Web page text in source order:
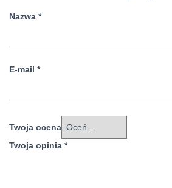
Nazwa *
E-mail *
Twoja ocena
Twoja opinia *